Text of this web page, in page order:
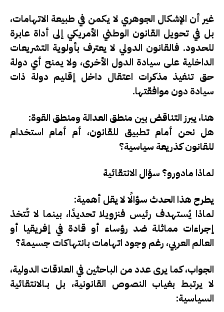
غير أن الإشكال الجوهري لا يكمن في طبيعة الاتهامات،
بل فيتحويل القانون الوطني الأمريكي إلى أداة عابرة
للحدود. فالقانون الدولي لا يعترف بأولوية التشريعات
الداخلية على سيادة الدول الأخرى، ولا يمنح أي دولة
حق تنفيذ مذكرات اعتقال داخل إقليم دولة ذات
سيادة دون موافقتها.
هنا، يبرز التناقض بين منطق العدالة ومنطق القوة:
هل نحن أمام تطبيق للقانون، أم أمام استخدام
للقانون كذريعة سياسية؟
لماذا مادورو؟ سؤال الانتقائية
يطرح هذا الحدث سؤالًا لا يقل أهمية:
لماذا يُستهدف رئيس فنزويلا تحديدًا، بينما لا تُتخذ
إجراءات مماثلة ضد رؤساء أو قادة في إفريقيا أو
العالم العربي، رغم وجود اتهامات بانتهاكات جسيمة؟
الجواب، كما يرى عدد من الباحثين في العلاقات الدولية،
لا يرتبط بغياب النصوص القانونية، بل بـالانتقائية
السياسية: